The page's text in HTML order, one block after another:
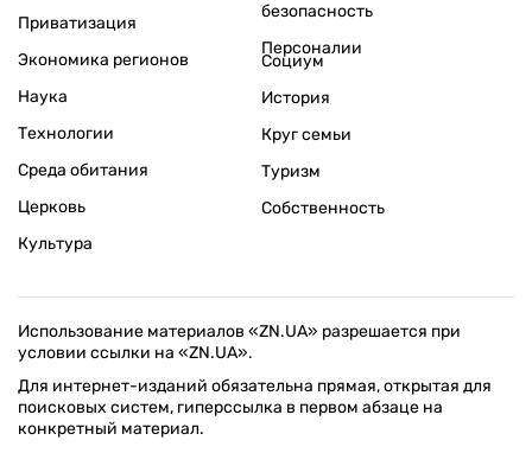
Приватизация
Экономика регионов
безопасность
Персоналии
Наука
Технологии
Среда обитания
Церковь
Культура
Социум
История
Круг семьи
Туризм
Собственность
Использование материалов «ZN.UA» разрешается при
условии ссылки на «ZN.UA».
Для интернет-изданий обязательна прямая, открытая для
поисковых систем, гиперссылка в первом абзаце на
конкретный материал.